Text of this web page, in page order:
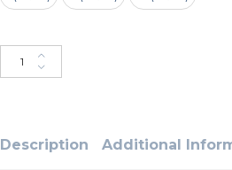
Description Additional